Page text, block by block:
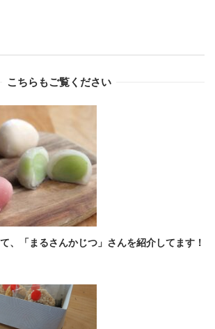
こちらもご覧ください
、「まるさんかじつ」さんを紹介してます！